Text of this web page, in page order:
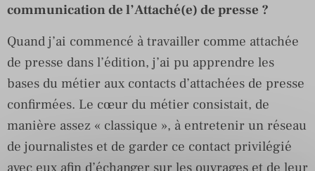
communication de l’Attaché(e) de presse ?
Quand j’ai commencé à travailler comme attachée
de presse dans l’édition, j’ai pu apprendre les
bases du métier aux contacts d’attachées de presse
confirmées. Le cœur du métier consistait, de
manière assez « classique », à entretenir un réseau
de journalistes et de garder ce contact privilégié
avec eux afin d’échanger sur les ouvrages et de leur